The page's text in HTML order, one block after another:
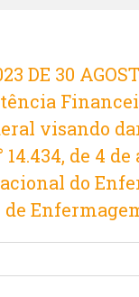
DE 30
visando
de 4 de
do